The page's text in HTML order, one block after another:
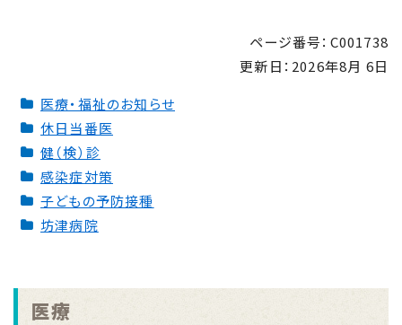
ページ番号：C001738
更新日： 2026年8月 6日
医療・福祉のお知らせ
休日当番医
健（検）診
感染症対策
子どもの予防接種
坊津病院
医療